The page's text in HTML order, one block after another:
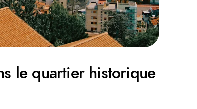
le quartier historique